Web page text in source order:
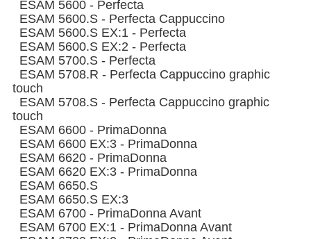
ESAM 5600 - Perfecta
ESAM 5600.S - Perfecta Cappuccino
ESAM 5600.S EX:1 - Perfecta
ESAM 5600.S EX:2 - Perfecta
ESAM 5700.S - Perfecta
ESAM 5708.R - Perfecta Cappuccino graphic
touch
ESAM 5708.S - Perfecta Cappuccino graphic
touch
ESAM 6600 - PrimaDonna
ESAM 6600 EX:3 - PrimaDonna
ESAM 6620 - PrimaDonna
ESAM 6620 EX:3 - PrimaDonna
ESAM 6650.S
ESAM 6650.S EX:3
ESAM 6700 - PrimaDonna Avant
ESAM 6700 EX:1 - PrimaDonna Avant